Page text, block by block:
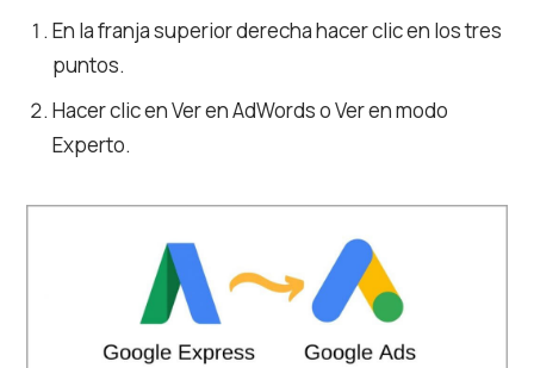
En la franja superior derecha hacer clic en los tres
puntos.
Hacer clic en Ver en AdWords o Ver en modo
Experto.